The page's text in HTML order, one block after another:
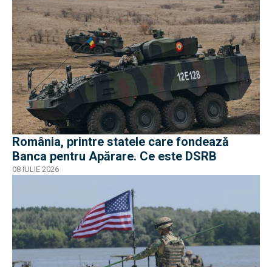
România, printre statele care fondează
Banca pentru Apărare. Ce este DSRB
08 IULIE 2026